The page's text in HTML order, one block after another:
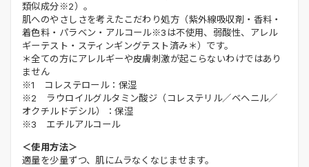
類似成分※2）。
肌へのやさしさを考えたこだわり処方（紫外線吸収剤・香料・
着色料・パラベン・アルコール※3は不使用、弱酸性、アレル
ギーテスト・スティンギングテスト済み＊）です。
＊全ての方にアレルギーや皮膚刺激が起こらないわけではあり
ません
※1 コレステロール：保湿
※2 ラウロイルグルタミン酸ジ（コレステリル／ベヘニル／
オクチルドデシル）：保湿
※3 エチルアルコール
＜使用方法＞
適量を少量ずつ、肌にムラなくなじませます。